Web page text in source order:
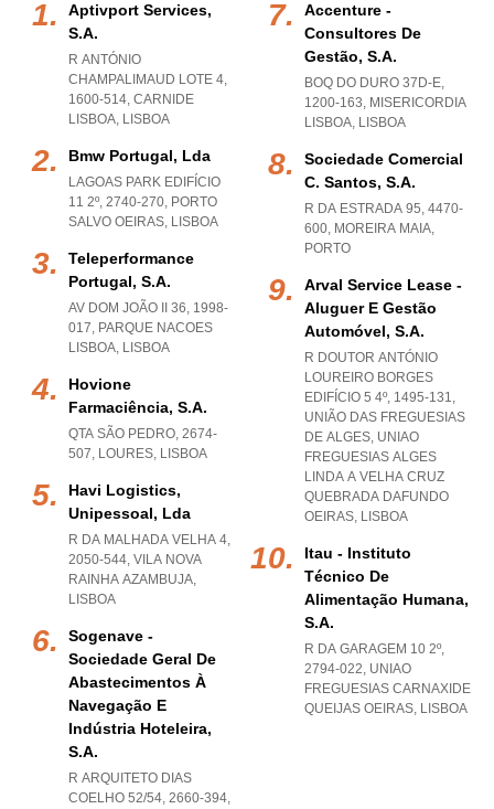
Aptivport Services,
S.a.
R ANTÓNIO
CHAMPALIMAUD LOTE 4,
1600-514, CARNIDE
LISBOA, LISBOA
Bmw Portugal, Lda
LAGOAS PARK EDIFÍCIO
11 2º, 2740-270, PORTO
SALVO OEIRAS, LISBOA
Teleperformance
Portugal, S.a.
AV DOM JOÃO II 36, 1998-
017, PARQUE NACOES
LISBOA, LISBOA
Hovione
Farmaciência, S.a.
QTA SÃO PEDRO, 2674-
507, LOURES, LISBOA
Havi Logistics,
Unipessoal, Lda
R DA MALHADA VELHA 4,
2050-544, VILA NOVA
RAINHA AZAMBUJA,
LISBOA
Sogenave -
Sociedade Geral De
Abastecimentos À
Navegação E
Indústria Hoteleira,
S.a.
R ARQUITETO DIAS
COELHO 52/54, 2660-394,
Accenture -
Consultores De
Gestão, S.a.
BOQ DO DURO 37D-E,
1200-163, MISERICORDIA
LISBOA, LISBOA
Sociedade Comercial
C. Santos, S.a.
R DA ESTRADA 95, 4470-
600, MOREIRA MAIA,
PORTO
Arval Service Lease -
Aluguer E Gestão
Automóvel, S.a.
R DOUTOR ANTÓNIO
LOUREIRO BORGES
EDIFÍCIO 5 4º, 1495-131,
UNIÃO DAS FREGUESIAS
DE ALGES, UNIAO
FREGUESIAS ALGES
LINDA A VELHA CRUZ
QUEBRADA DAFUNDO
OEIRAS, LISBOA
Itau - Instituto
Técnico De
Alimentação Humana,
S.a.
R DA GARAGEM 10 2º,
2794-022, UNIAO
FREGUESIAS CARNAXIDE
QUEIJAS OEIRAS, LISBOA